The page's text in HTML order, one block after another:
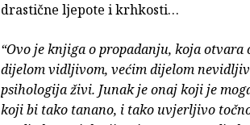
drastične ljepote i krhkosti…
“Ovo je knjiga o propadanju, koja
dijelom vidljivom, većim dijelom
psihologija živi. Junak je onaj koji je
koji bi tako tanano, i tako uvjerljivo